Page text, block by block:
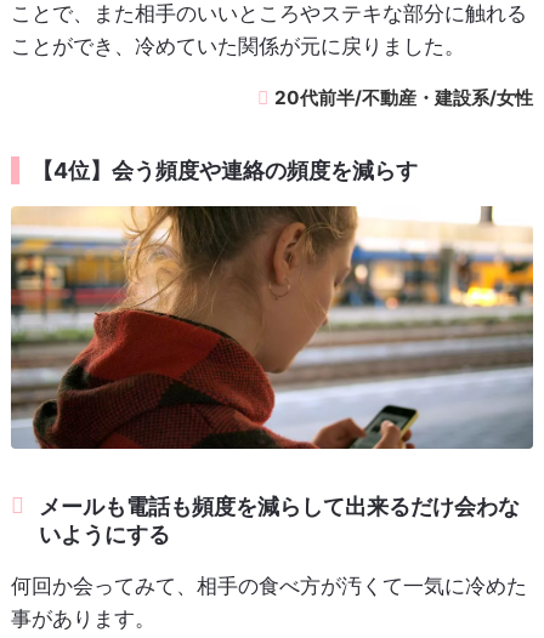
ことで、また相手のいいところやステキな部分に触れる
ことができ、冷めていた関係が元に戻りました。
20代前半/不動産・建設系/女性
【4位】会う頻度や連絡の頻度を減らす
メールも電話も頻度を減らして出来るだけ会わな
いようにする
何回か会ってみて、相手の食べ方が汚くて一気に冷めた
事があります。